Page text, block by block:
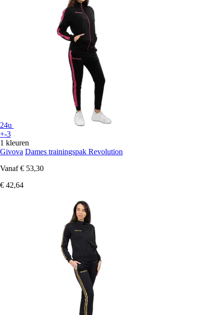
24u
+-3
1 kleuren
Givova Dames trainingspak Revolution
Vanaf € 53,30
€ 42,64